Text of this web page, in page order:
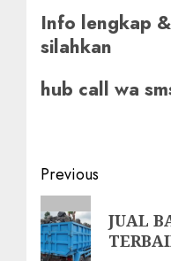
Info lengkap
silahkan
hub call wa
Post
navigation
Previous
Previous
post:
JUAL